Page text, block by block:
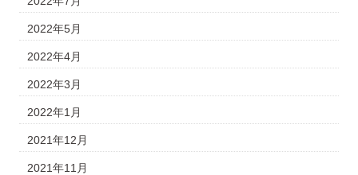
2022年5月
2022年4月
2022年3月
2022年1月
2021年12月
2021年11月